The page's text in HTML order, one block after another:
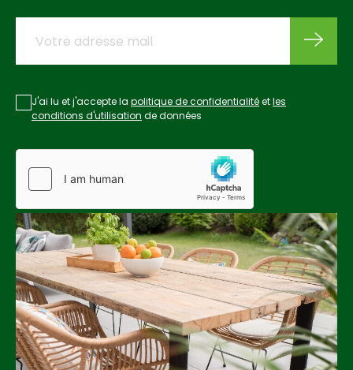
J'ai lu et j'accepte la politique de confidentialitéetles
conditions d'utilisation de données